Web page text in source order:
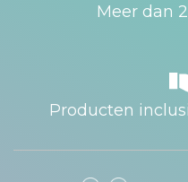
Meer dan
Producten